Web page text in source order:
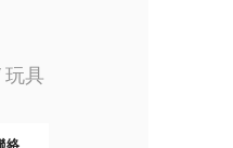
玩具
絡